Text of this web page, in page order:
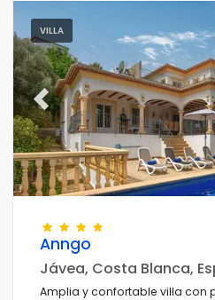
VILLA
Previous
Anngo
Jávea, Costa Blanca,
Amplia y confortable villa con